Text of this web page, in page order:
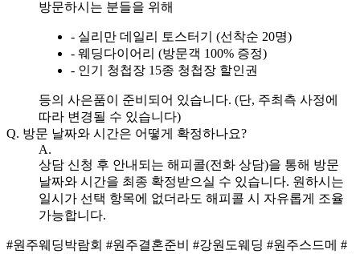
방문하시는 분들을 위해
- 실리만 데일리 토스터기 (선착순 20명)
- 웨딩다이어리 (방문객 100% 증정)
- 인기 청첩장 15종 청첩장 할인권
등의 사은품이 준비되어 있습니다. (단, 주최측 사정에
따라 변경될 수 있습니다)
Q. 방문 날짜와 시간은 어떻게 확정하나요?
A.
상담 신청 후 안내되는 해피콜(전화 상담)을 통해 방문
날짜와 시간을 최종 확정받으실 수 있습니다. 원하시는
일시가 선택 항목에 없더라도 해피콜 시 자유롭게 조율
가능합니다.
#원주웨딩박람회 #원주결혼준비 #강원도웨딩 #원주스드메 #